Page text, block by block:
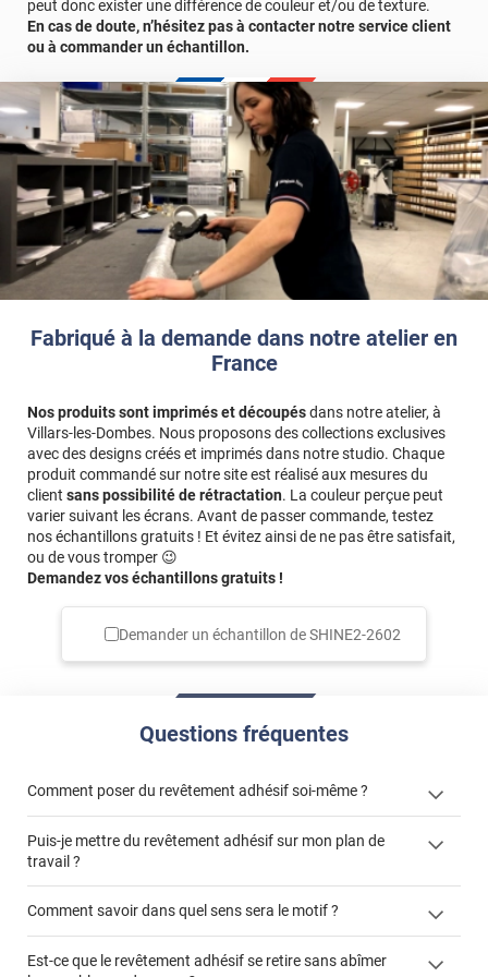
Fabriqué à la demande dans notre atelier en
France
Nos produits sont imprimés et découpésdans notre atelier, à
Villars-les-Dombes. Nous proposons des collections exclusives
avec des designs créés et imprimés dans notre studio. Chaque
produit commandé sur notre site est réalisé aux mesures du
client sans possibilité de rétractation. La couleur perçue peut
varier suivant les écrans. Avant de passer commande, testez
nos échantillons gratuits ! Et évitez ainsi de ne pas être satisfait,
ou de vous tromper 😉
Demandez vos échantillons gratuits !
Demander un échantillon deSHINE2-2602
Questions fréquentes
Comment poser du revêtement adhésif soi-même ?
« Comment poser un revêtement adhésif ? »
Puis-je mettre du revêtement adhésif sur mon plan de
travail ?
"Peut-on installer du
Comment savoir dans quel sens sera le motif ?
Est-ce que le revêtement adhésif se retire sans abîmer
peut donc exister une différence de couleur et/ou de texture.
En cas de doute, n’hésitez pas à contacter notre service client
ou à commander un échantillon.